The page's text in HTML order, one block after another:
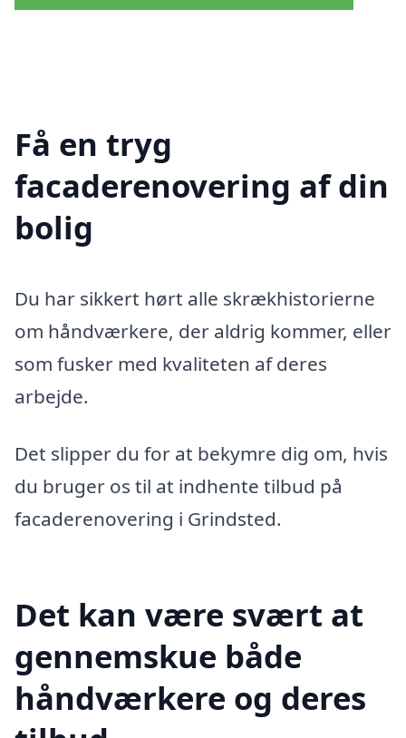
Få en tryg
facaderenovering af din
bolig
Du har sikkert hørt alle skrækhistorierne
om håndværkere, der aldrig kommer, eller
som fusker med kvaliteten af deres
arbejde.
Det slipper du for at bekymre dig om, hvis
du bruger os til at indhente tilbud på
facaderenovering i Grindsted.
Det kan være svært at
gennemskue både
håndværkere og deres